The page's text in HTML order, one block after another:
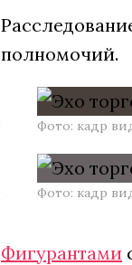
полномочий.
Фото: кадр
Фото: кадр
Фигурантами